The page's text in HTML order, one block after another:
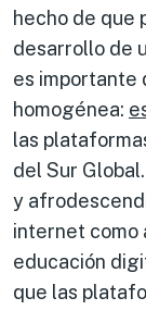
hecho de que
desarrollo de
es importante
homogénea:
las
del Sur
y
internet como
educación
que las